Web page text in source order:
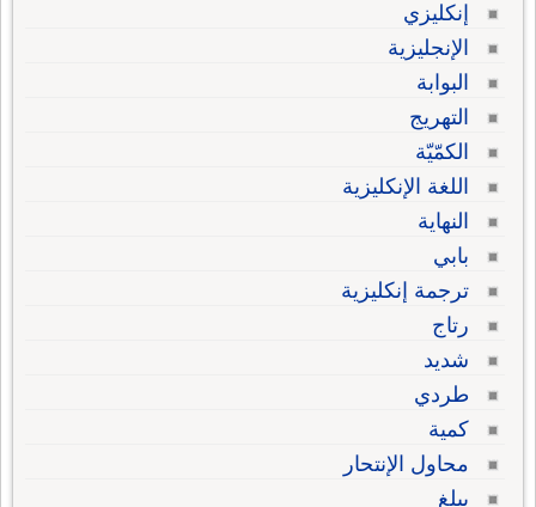
إنكليزي
الإنجليزية
البوابة
التهريج
الكمّيّة
اللغة الإنكليزية
النهاية
بابي
ترجمة إنكليزية
رتاج
شديد
طردي
كمية
محاول الإنتحار
يبلغ